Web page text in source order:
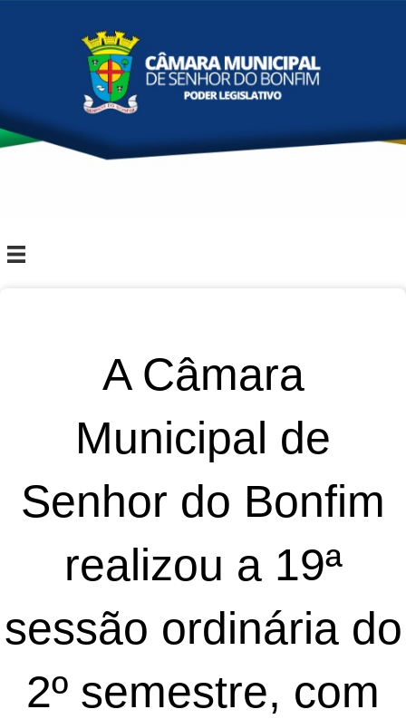
A Câmara
Municipal de
Senhor do Bonfim
realizou a 19ª
sessão ordinária do
2º semestre, com